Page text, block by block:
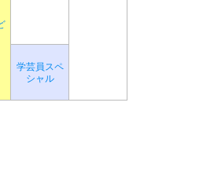
学芸員スペ
シャル